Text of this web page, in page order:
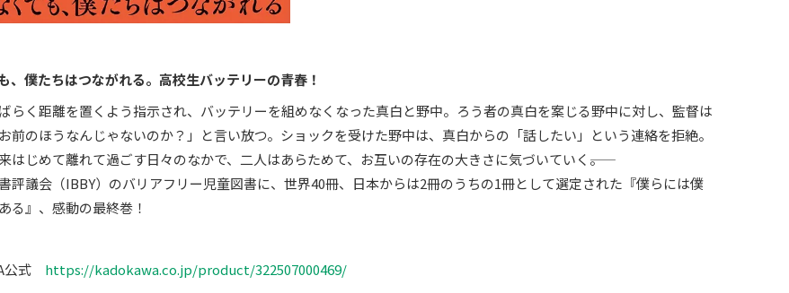
、僕たちはつながれる。高校生バッテリーの青春！
らく距離を置くよう指示され、バッテリーを組めなくなった真白と野中。ろう者の真白を案じる野中に対し、監督は
お前のほうなんじゃないのか？」と言い放つ。ショックを受けた野中は、真白からの「話したい」という連絡を拒絶。
はじめて離れて過ごす日々のなかで、二人はあらためて、お互いの存在の大きさに気づいていく――。
評議会（IBBY）のバリアフリー児童図書に、世界40冊、日本からは2冊のうちの1冊として選定された『僕らには僕
る』、感動の最終巻！
公式 https://kadokawa.co.jp/product/322507000469/